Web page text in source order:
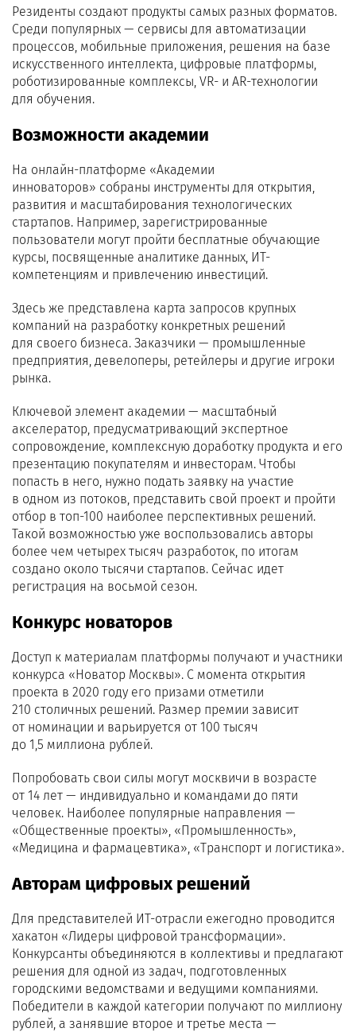
Резиденты создают продукты самых разных форматов.
Среди популярных — сервисы для автоматизации
процессов, мобильные приложения, решения на базе
искусственного интеллекта, цифровые платформы,
роботизированные комплексы, VR- и AR-технологии
для обучения.
Возможности академии
На онлайн-платформе «Академии
инноваторов» собраны инструменты для открытия,
развития и масштабирования технологических
стартапов. Например, зарегистрированные
пользователи могут пройти бесплатные обучающие
курсы, посвященные аналитике данных, ИТ-
компетенциям и привлечению инвестиций.
Здесь же представлена карта запросов крупных
компаний на разработку конкретных решений
для своего бизнеса. Заказчики — промышленные
предприятия, девелоперы, ретейлеры и другие игроки
рынка.
Ключевой элемент академии — масштабный
акселератор, предусматривающий экспертное
сопровождение, комплексную доработку продукта и его
презентацию покупателям и инвесторам. Чтобы
попасть в него, нужно подать заявку на участие
в одном из потоков, представить свой проект и пройти
отбор в топ-100 наиболее перспективных решений.
Такой возможностью уже воспользовались авторы
более чем четырех тысяч разработок, по итогам
создано около тысячи стартапов. Сейчас идет
регистрация на восьмой сезон.
Конкурс новаторов
Доступ к материалам платформы получают и участники
конкурса «Новатор Москвы». С момента открытия
проекта в 2020 году его призами отметили
210 столичных решений. Размер премии зависит
от номинации и варьируется от 100 тысяч
до 1,5 миллиона рублей.
Попробовать свои силы могут москвичи в возрасте
от 14 лет — индивидуально и командами до пяти
человек. Наиболее популярные направления —
«Общественные проекты», «Промышленность»,
«Медицина и фармацевтика», «Транспорт и логистика».
Авторам цифровых решений
Для представителей ИТ-отрасли ежегодно проводится
хакатон «Лидеры цифровой трансформации».
Конкурсанты объединяются в коллективы и предлагают
решения для одной из задач, подготовленных
городскими ведомствами и ведущими компаниями.
Победители в каждой категории получают по миллиону
рублей, а занявшие второе и третье места —